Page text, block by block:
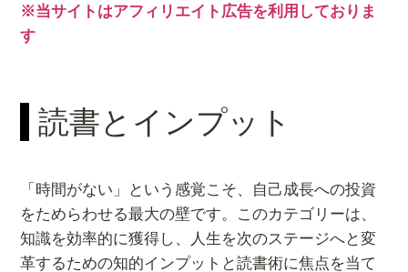
※当サイトはアフィリエイト広告を利用しておりま
す
読書とインプット
「時間がない」という感覚こそ、自己成長への投資
をためらわせる最大の壁です。このカテゴリーは、
知識を効率的に獲得し、人生を次のステージへと変
革するための知的インプットと読書術に焦点を当て